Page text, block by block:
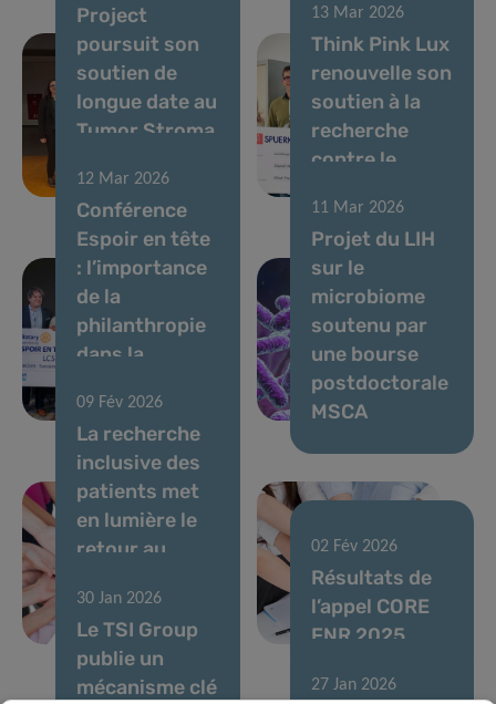
Project
poursuit son
soutien de
longue date au
Tumor Stroma
Group
13 Mar 2026
Think Pink Lux
renouvelle son
soutien à la
recherche
contre le
12 Mar 2026
Conférence
Espoir en tête
: l’importance
de la
philanthropie
dans la
le cerveau
11 Mar 2026
Projet du LIH
sur le
microbiome
soutenu par
une bourse
postdoctorale
MSCA
09 Fév 2026
La recherche
inclusive des
patients met
en lumière le
retour au
un cancer du
sein
02 Fév 2026
Résultats de
l’appel CORE
FNR 2025
30 Jan 2026
Le TSI Group
publie un
mécanisme clé
27 Jan 2026